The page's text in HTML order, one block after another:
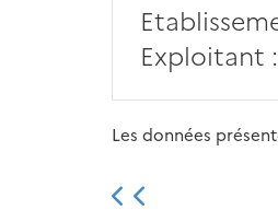
Exploitant :
Les données